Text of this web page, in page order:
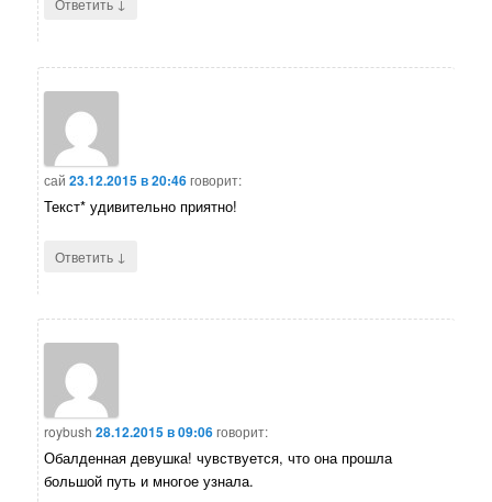
Ответить
сай 23.12.2015 в 20:46говорит:
Текст* удивительно приятно!
Ответить ↓
roybush 28.12.2015 в 09:06говорит:
Обалденная девушка! чувствуется, что она прошла
большой путь и многое узнала.